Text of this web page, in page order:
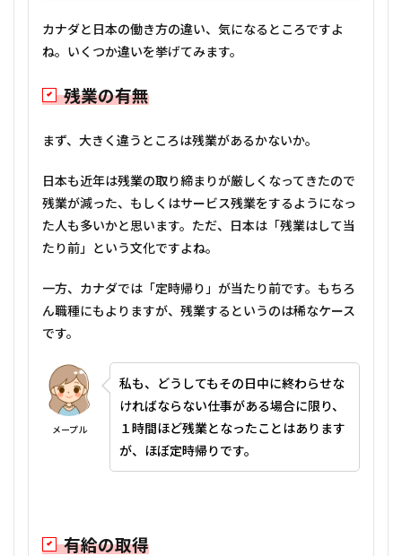
用意
して
おい
がい
い？
1年
度行
われ
社主
催の
ー
カナダと日本の働き方の違い、気になるところですよ
ね。いくつか違いを挙げてみます。
残業の有無
まず、大きく違うところは残業があるかないか。
日本も近年は残業の取り締まりが厳しくなってきたので
残業が減った、もしくはサービス残業をするようになっ
た人も多いかと思います。ただ、日本は「残業はして当
たり前」という文化ですよね。
一方、カナダでは「定時帰り」が当たり前です。もちろ
ん職種にもよりますが、残業するというのは稀なケース
です。
メープル
私も、どうしてもその日中に終わらせな
ければならない仕事がある場合に限り、
１時間ほど残業となったことはあります
が、ほぼ定時帰りです。
有給の取得